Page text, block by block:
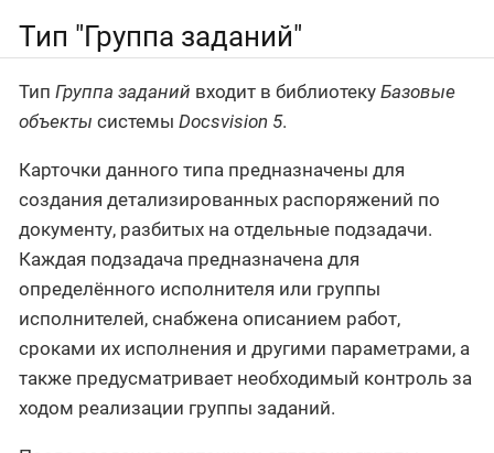
Тип "Группа заданий"
Тип Группа заданий входит в библиотеку Базовые
объекты системы Docsvision 5.
Карточки данного типа предназначены для
создания детализированных распоряжений по
документу, разбитых на отдельные подзадачи.
Каждая подзадача предназначена для
определённого исполнителя или группы
исполнителей, снабжена описанием работ,
сроками их исполнения и другими параметрами, а
также предусматривает необходимый контроль за
ходом реализации группы заданий.